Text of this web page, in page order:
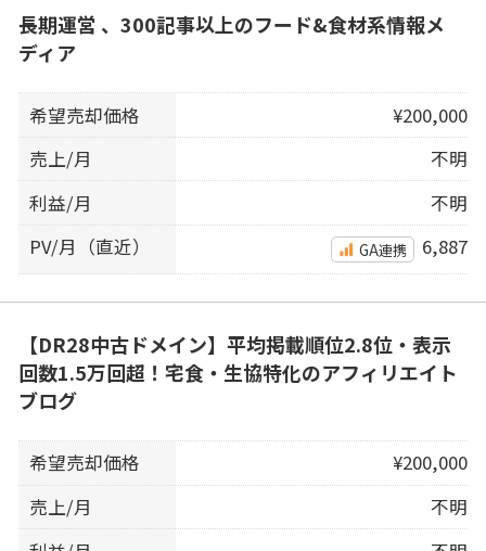
長期運営 、300記事以上のフード&食材系情報メ
ディア
希望売却価格
¥200,000
売上/月
不明
利益/月
不明
PV/月（直近）
GA連携 6,887
【DR28中古ドメイン】平均掲載順位2.8位・表示
回数1.5万回超！宅食・生協特化のアフィリエイト
ブログ
希望売却価格
¥200,000
売上/月
不明